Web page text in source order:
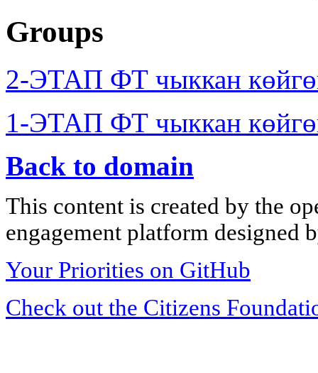
Groups
2-ЭТАП ФТ чыккан
1-ЭТАП ФТ чыккан
Back to domain
This content is created by the
engagement platform designed
Your Priorities on GitHub
Check out the Citizens